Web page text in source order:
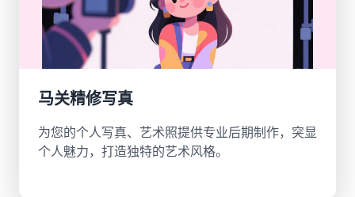
马关精修写真
为您的个人写真、艺术照提供专业后期制作，突显
个人魅力，打造独特的艺术风格。